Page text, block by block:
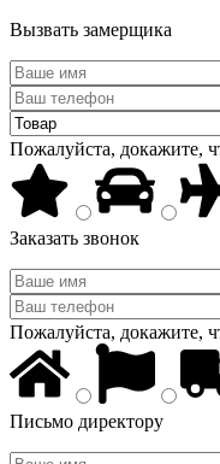
Вызвать замерщика
Пожалуйста, докажите,
Заказать звонок
Пожалуйста, докажите,
Письмо директору